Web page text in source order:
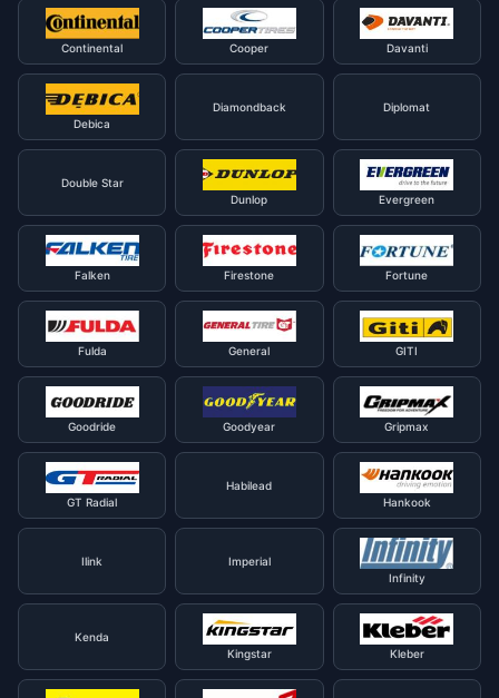
Continental Cooper Davanti
Debica
Diamondback Diplomat
Double Star
Dunlop
Evergreen
Falken Firestone Fortune
Fulda General GITI
Goodride Goodyear Gripmax
GT Radial
Habilead
Hankook
Ilink
Imperial
Infinity
Kenda
Kingstar
Kleber